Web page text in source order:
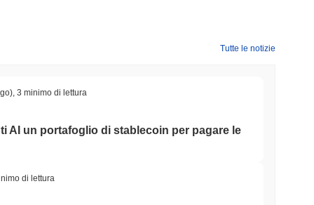
Tutte le notizie
3 minimo di lettura
AI un portafoglio di stablecoin per pagare le
di lettura